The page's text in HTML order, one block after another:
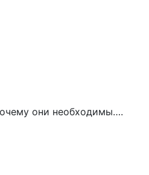
они необходимы….